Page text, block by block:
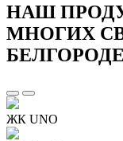
НАШ
МНОГИХ
БЕЛГОРОДЕ
ЖК UNO